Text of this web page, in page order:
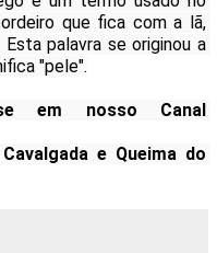
que fica com a lã,
palavra se originou a
"pele".
em nosso Canal
e Queima do